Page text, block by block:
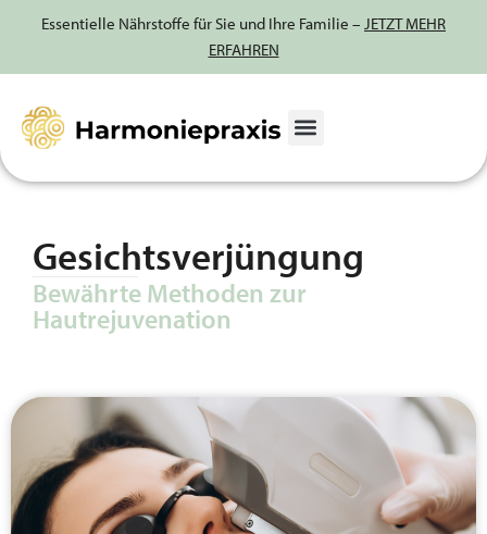
springen
Essentielle Nährstoffe für Sie und Ihre Familie – JETZT MEHR
ERFAHREN
Gesichtsverjüngung
Bewährte Methoden zur
Hautrejuvenation